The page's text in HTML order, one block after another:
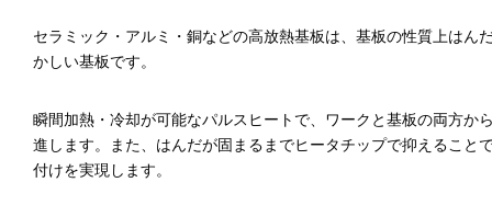
セラミック・アルミ・銅などの高放熱基板は、基板の性質上はん
かしい基板です。
瞬間加熱・冷却が可能なパルスヒートで、ワークと基板の両方か
進します。また、はんだが固まるまでヒータチップで抑えること
付けを実現します。